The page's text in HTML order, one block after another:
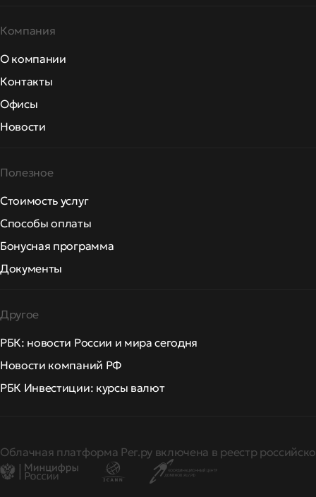
Компания
О компании
Контакты
Офисы
Новости
Полезное
Стоимость услуг
Способы оплаты
Бонусная программа
Документы
Другое
РБК: новости России и мира сегодня
Новости компаний РФ
РБК Инвестиции: курсы валют
Облачная платформа Рег.ру включена в реестр